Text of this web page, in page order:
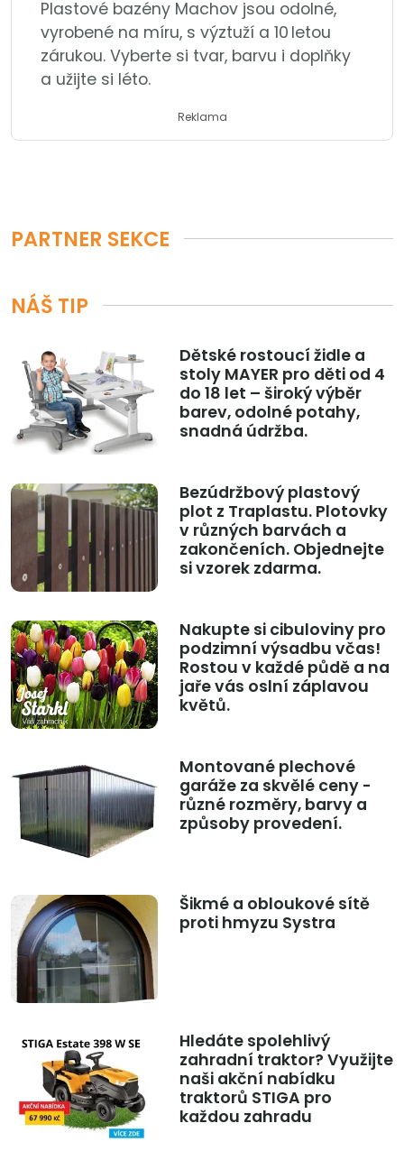
Plastové bazény Machov jsou odolné,
vyrobené na míru, s výztuží a 10 letou
zárukou. Vyberte si tvar, barvu i doplňky
a užijte si léto.
Reklama
PARTNER SEKCE
NÁŠ TIP
Dětské rostoucí židle a
stoly MAYER pro děti od 4
do 18 let – široký výběr
barev, odolné potahy,
snadná údržba.
Bezúdržbový plastový
plot z Traplastu. Plotovky
v různých barvách a
zakončeních. Objednejte
si vzorek zdarma.
Nakupte si cibuloviny pro
podzimní výsadbu včas!
Rostou v každé půdě a na
jaře vás oslní záplavou
květů.
Montované plechové
garáže za skvělé ceny -
různé rozměry, barvy a
způsoby provedení.
Šikmé a obloukové sítě
proti hmyzu Systra
Hledáte spolehlivý
zahradní traktor? Využijte
naši akční nabídku
traktorů STIGA pro
každou zahradu